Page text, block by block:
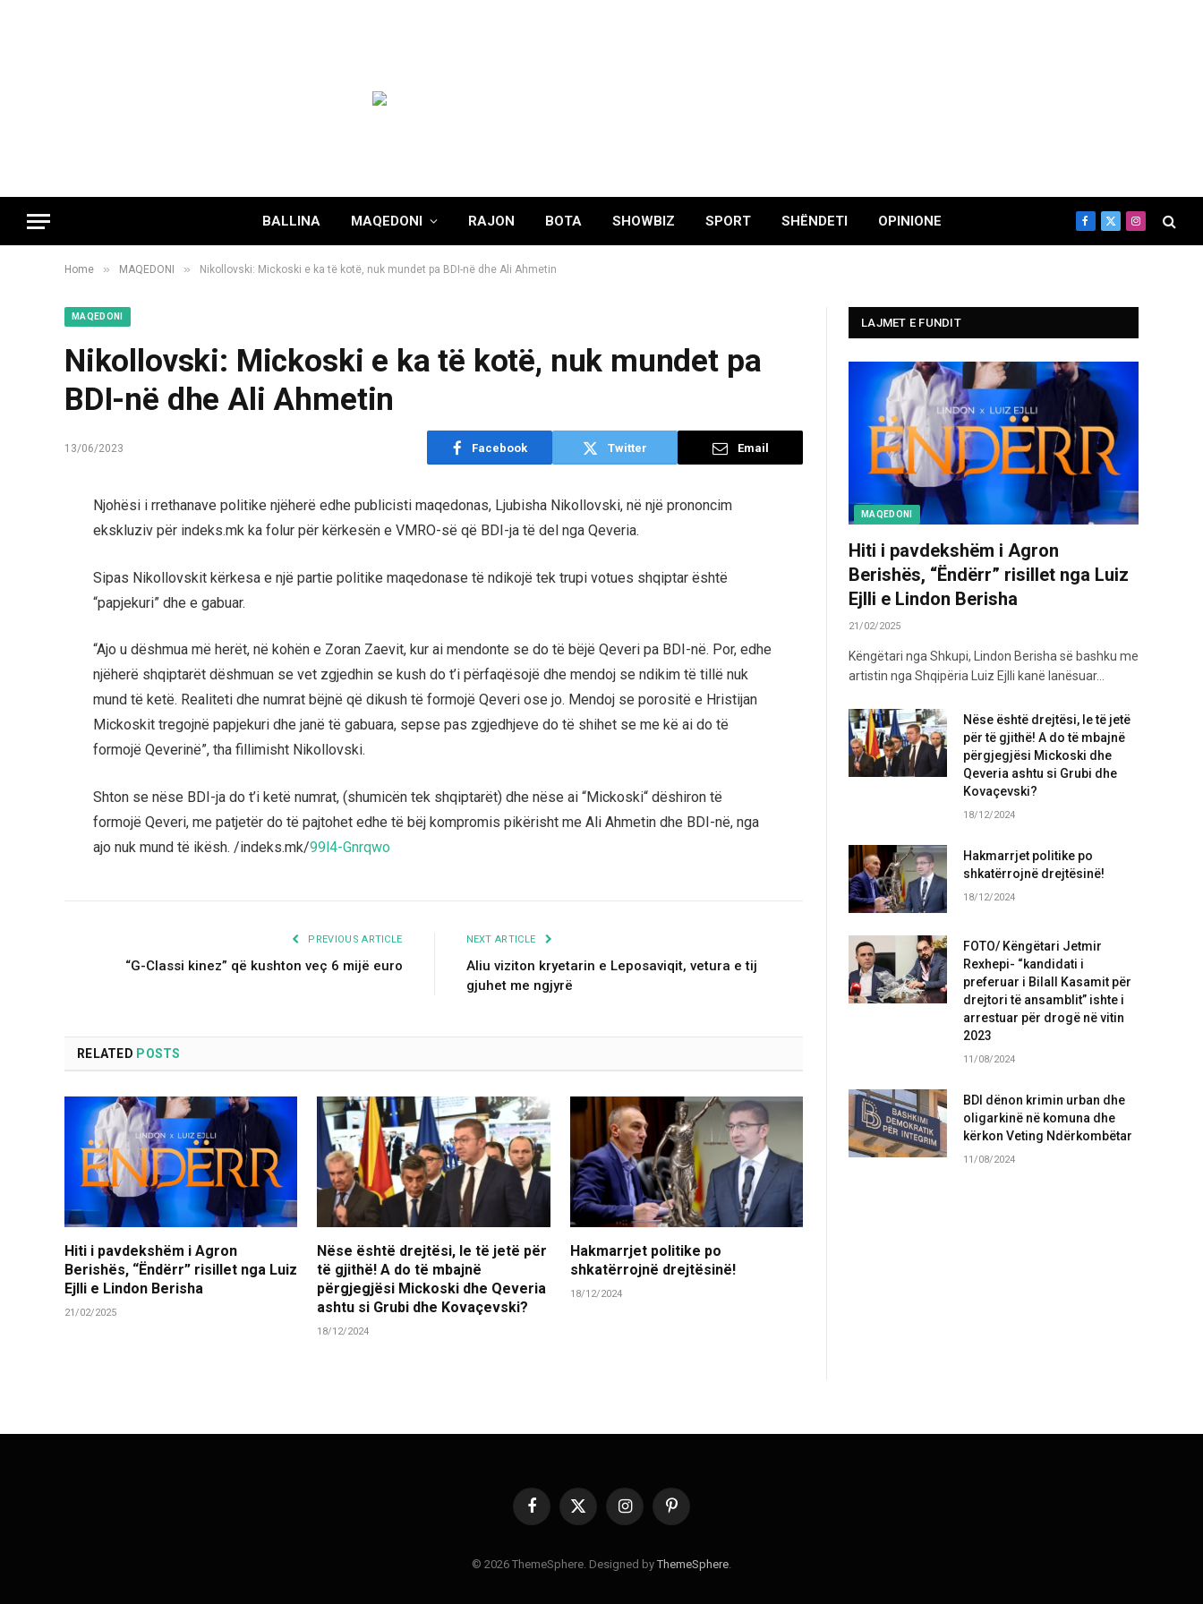
BALLINA MAQEDONI RAJON BOTA SHOWBIZ SPORT SHËNDETI OPINIONE Facebook
X
(Twitter)
Instagram
Home » MAQEDONI » Nikollovski: Mickoski e ka të kotë, nuk mundet pa BDI-në dhe Ali Ahmetin
MAQEDONI
Nikollovski: Mickoski e ka të kotë, nuk mundet pa
BDI-në dhe Ali Ahmetin
13/06/2023 Facebook Twitter Email
Njohësi i rrethanave politike njëherë edhe publicisti maqedonas, Ljubisha Nikollovski, në një prononcim
ekskluziv për indeks.mk ka folur për kërkesën e VMRO-së që BDI-ja të del nga Qeveria.
Sipas Nikollovskit kërkesa e një partie politike maqedonase të ndikojë tek trupi votues shqiptar është
“papjekuri” dhe e gabuar.
“Ajo u dëshmua më herët, në kohën e Zoran Zaevit, kur ai mendonte se do të bëjë Qeveri pa BDI-në. Por, edhe
njëherë shqiptarët dëshmuan se vet zgjedhin se kush do t’i përfaqësojë dhe mendoj se ndikim të tillë nuk
mund të ketë. Realiteti dhe numrat bëjnë që dikush të formojë Qeveri ose jo. Mendoj se porositë e Hristijan
Mickoskit tregojnë papjekuri dhe janë të gabuara, sepse pas zgjedhjeve do të shihet se me kë ai do të
formojë Qeverinë”, tha fillimisht Nikollovski.
Shton se nëse BDI-ja do t’i ketë numrat, (shumicën tek shqiptarët) dhe nëse ai “Mickoski“ dëshiron të
formojë Qeveri, me patjetër do të pajtohet edhe të bëj kompromis pikërisht me Ali Ahmetin dhe BDI-në, nga
ajo nuk mund të ikësh. /indeks.mk/99l4-Gnrqwo
PREVIOUS ARTICLE
“G-Classi kinez” që kushton veç 6 mijë euro
NEXT ARTICLE
Aliu viziton kryetarin e Leposaviqit, vetura e tij
gjuhet me ngjyrë
RELATED POSTS
Hiti i pavdekshëm i Agron
Berishës, “Ëndërr” risillet nga Luiz
Ejlli e Lindon Berisha
21/02/2025
Nëse është drejtësi, le të jetë për
të gjithë! A do të mbajnë
përgjegjësi Mickoski dhe Qeveria
ashtu si Grubi dhe Kovaçevski?
18/12/2024
Hakmarrjet politike po
shkatërrojnë drejtësinë!
18/12/2024
LAJMET E FUNDIT
MAQEDONI
Hiti i pavdekshëm i Agron
Berishës, “Ëndërr” risillet nga Luiz
Ejlli e Lindon Berisha
21/02/2025
Këngëtari nga Shkupi, Lindon Berisha së bashku me
artistin nga Shqipëria Luiz Ejlli kanë lanësuar…
Nëse është drejtësi, le të jetë
për të gjithë! A do të mbajnë
përgjegjësi Mickoski dhe
Qeveria ashtu si Grubi dhe
Kovaçevski?
18/12/2024
Hakmarrjet politike po
shkatërrojnë drejtësinë!
18/12/2024
FOTO/ Këngëtari Jetmir
Rexhepi- “kandidati i
preferuar i Bilall Kasamit për
drejtori të ansamblit” ishte i
arrestuar për drogë në vitin
2023
11/08/2024
BDI dënon krimin urban dhe
oligarkinë në komuna dhe
kërkon Veting Ndërkombëtar
11/08/2024
Facebook
X
InstagramPinterest
© 2026 ThemeSphere. Designed byThemeSphere.